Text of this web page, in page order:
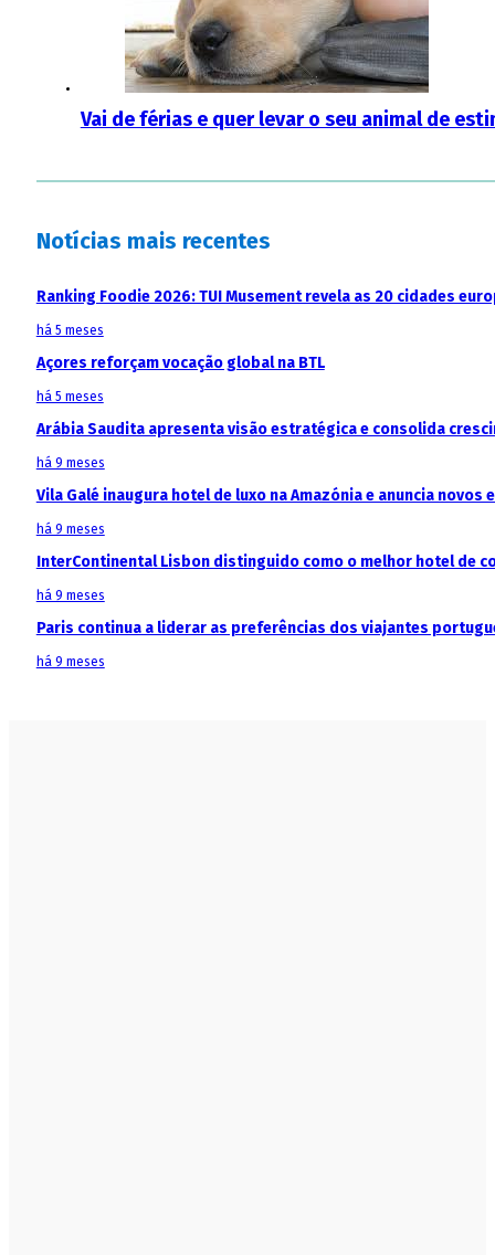
Vai de férias e quer levar o seu animal de
Notícias mais recentes
Ranking Foodie 2026: TUI Musement revela as 20 cidades
há 5 meses
Açores reforçam vocação global na BTL
há 5 meses
Arábia Saudita apresenta visão estratégica e consolida
há 9 meses
Vila Galé inaugura hotel de luxo na Amazónia e anuncia
há 9 meses
InterContinental Lisbon distinguido como o melhor hotel de
há 9 meses
Paris continua a liderar as preferências dos viajantes
há 9 meses